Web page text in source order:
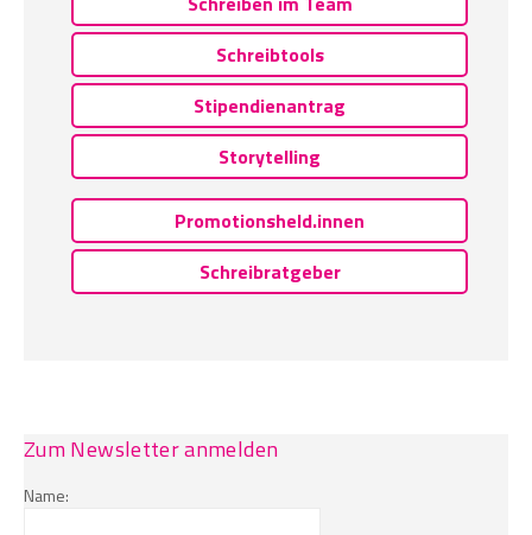
Schreibtools
Stipendienantrag
Storytelling
Promotionsheld.innen
Schreibratgeber
Zum Newsletter anmelden
Name: